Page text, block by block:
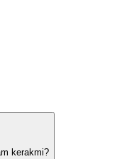
kerakmi?